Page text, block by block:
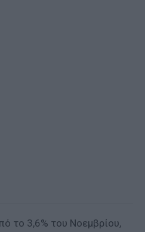
το 3,6% του Νοεμβρίου,